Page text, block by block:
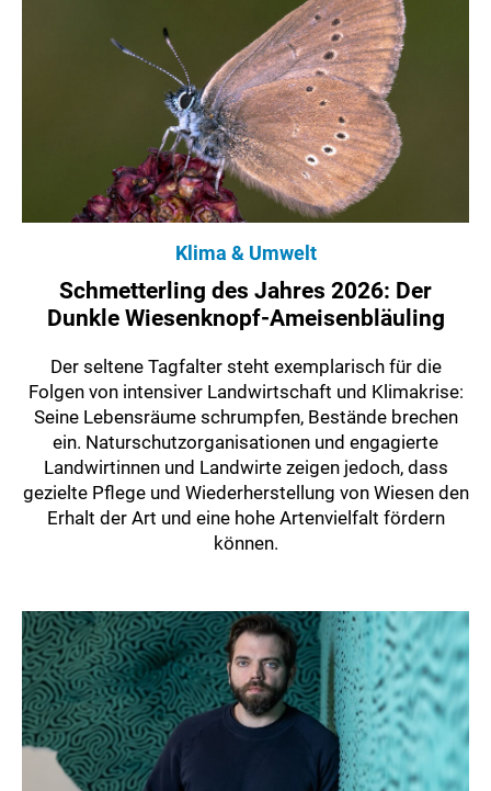
Klima & Umwelt
Schmetterling des Jahres 2026: Der
Dunkle Wiesenknopf-Ameisenbläuling
Der seltene Tagfalter steht exemplarisch für die
Folgen von intensiver Landwirtschaft und Klimakrise:
Seine Lebensräume schrumpfen, Bestände brechen
ein. Naturschutzorganisationen und engagierte
Landwirtinnen und Landwirte zeigen jedoch, dass
gezielte Pflege und Wiederherstellung von Wiesen den
Erhalt der Art und eine hohe Artenvielfalt fördern
können.